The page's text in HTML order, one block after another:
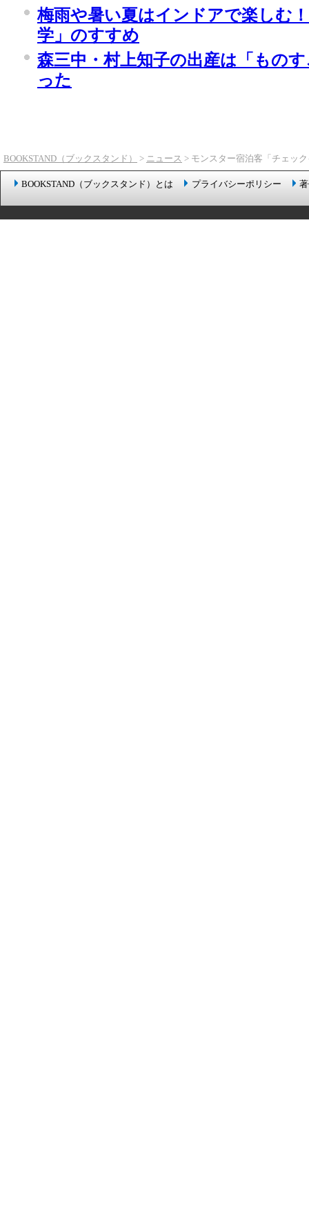
梅雨や暑い夏はインドアで楽しむ
学」のすすめ
森三中・村上知子の出産は「もの
った
BOOKSTAND（ブックスタンド） > ニュース > モンスター宿泊客「チェッ
BOOKSTAND（ブックスタンド）とは プライバシーポリシー